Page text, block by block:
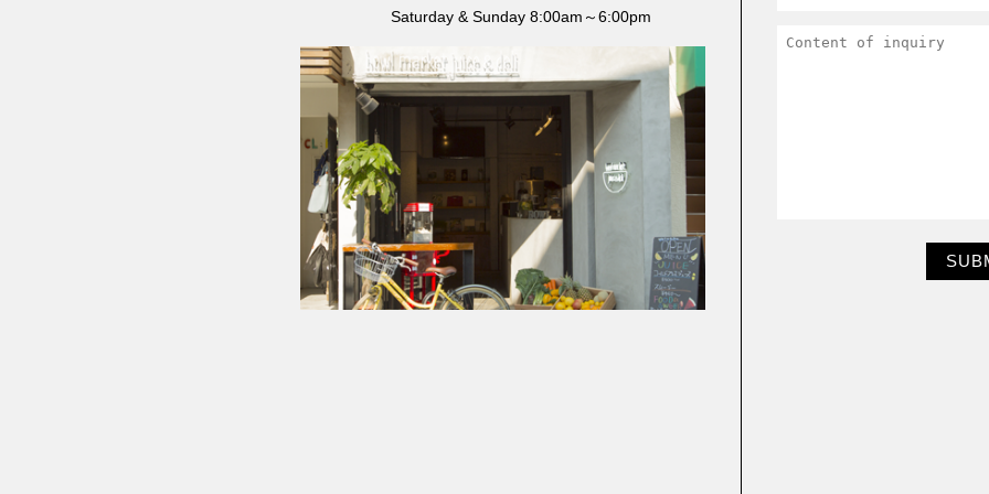
Saturday & Sunday 8:00am～6:00pm